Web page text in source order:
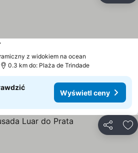
z widokiem na ocean
0.3 km do: Plaża de Trindade
Wyświetl ceny